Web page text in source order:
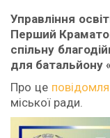
Управління
Перший
спільну
для батальйону
Про це
міської ради.